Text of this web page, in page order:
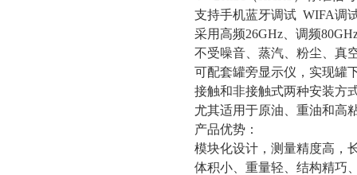
支持手机蓝牙调试 WIFA调
采用高频26GHz、调频
不受噪音、蒸汽、粉尘、真
可配套罐旁显示仪，实现罐
接触和非接触式两种安装方
尤其适用于原油、重油和高
产品优势：
模块化设计，测量精度高，
体积小、重量轻、结构精巧